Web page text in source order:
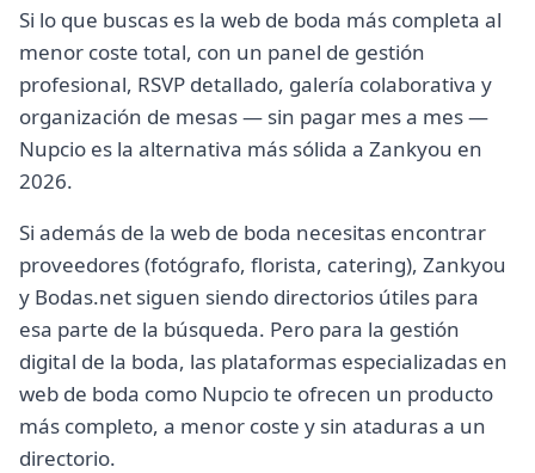
Si lo que buscas es la web de boda más completa al
menor coste total, con un panel de gestión
profesional, RSVP detallado, galería colaborativa y
organización de mesas — sin pagar mes a mes —
Nupcio es la alternativa más sólida a Zankyou en
2026.
Si además de la web de boda necesitas encontrar
proveedores (fotógrafo, florista, catering), Zankyou
y Bodas.net siguen siendo directorios útiles para
esa parte de la búsqueda. Pero para la gestión
digital de la boda, las plataformas especializadas en
web de boda como Nupcio te ofrecen un producto
más completo, a menor coste y sin ataduras a un
directorio.